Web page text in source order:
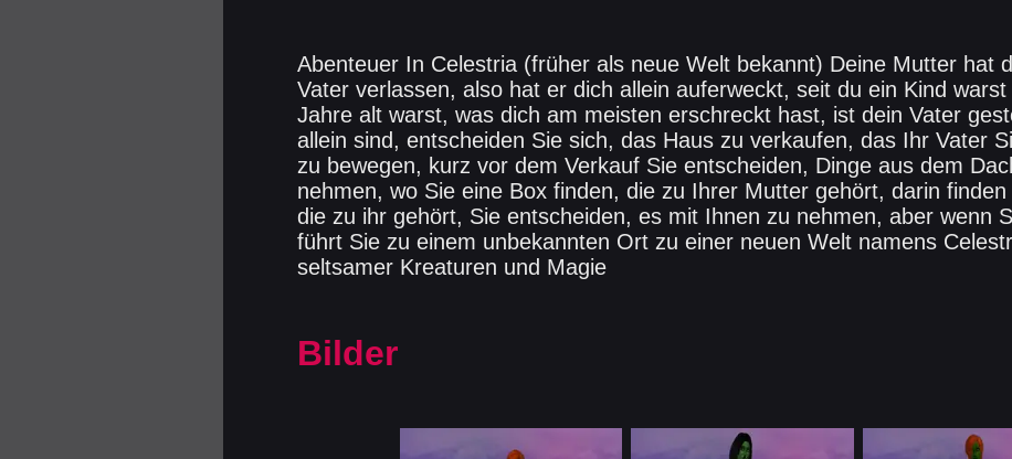
Abenteuer In Celestria (früher als neue Welt bekannt) Deine Mutter hat
Vater verlassen, also hat er dich allein auferweckt, seit du ein Kind
Jahre alt warst, was dich am meisten erschreckt hast, ist dein Vater
allein sind, entscheiden Sie sich, das Haus zu verkaufen, das Ihr Vater
zu bewegen, kurz vor dem Verkauf Sie entscheiden, Dinge aus dem
nehmen, wo Sie eine Box finden, die zu Ihrer Mutter gehört, darin finden
die zu ihr gehört, Sie entscheiden, es mit Ihnen zu nehmen, aber wenn
führt Sie zu einem unbekannten Ort zu einer neuen Welt namens
seltsamer Kreaturen und Magie
Bilder